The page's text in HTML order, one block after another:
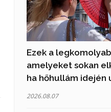
Ezek a
amelyeket sokan
ha hőhullám idején
2026.08.07